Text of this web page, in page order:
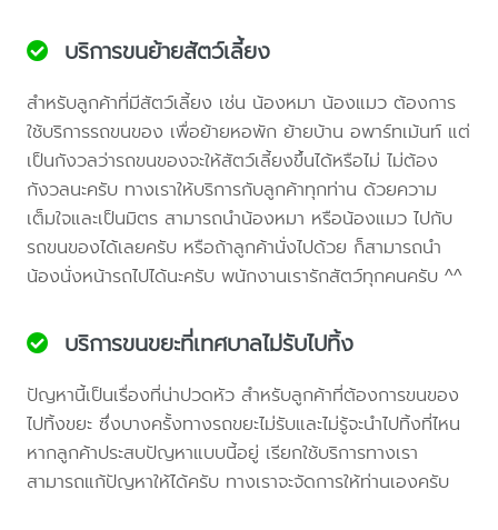
บริการขนย้ายสัตว์เลี้ยง
สำหรับลูกค้าที่มีสัตว์เลี้ยง เช่น น้องหมา น้องแมว ต้องการ
ใช้บริการรถขนของ เพื่อย้ายหอพัก ย้ายบ้าน อพาร์ทเม้นท์ แต่
เป็นกังวลว่ารถขนของจะให้สัตว์เลี้ยงขึ้นได้หรือไม่ ไม่ต้อง
กังวลนะครับ ทางเราให้บริการกับลูกค้าทุกท่าน ด้วยความ
เต็มใจและเป็นมิตร สามารถนำน้องหมา หรือน้องแมว ไปกับ
รถขนของได้เลยครับ หรือถ้าลูกค้านั่งไปด้วย ก็สามารถนำ
น้องนั่งหน้ารถไปได้นะครับ พนักงานเรารักสัตว์ทุกคนครับ ^^
บริการขนขยะที่เทศบาลไม่รับไปทิ้ง
ปัญหานี้เป็นเรื่องที่น่าปวดหัว สำหรับลูกค้าที่ต้องการขนของ
ไปทิ้งขยะ ซึ่งบางครั้งทางรถขยะไม่รับและไม่รู้จะนำไปทิ้งที่ไหน
หากลูกค้าประสบปัญหาแบบนี้อยู่ เรียกใช้บริการทางเรา
สามารถแก้ปัญหาให้ได้ครับ ทางเราจะจัดการให้ท่านเองครับ